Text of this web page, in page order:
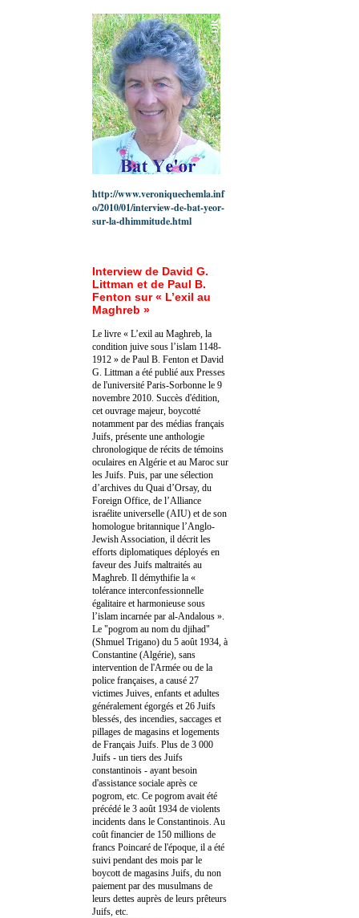
http://www.veroniquechemla.inf
o/2010/01/interview-de-bat-yeor-
sur-la-dhimmitude.html
Interview de David G.
Littman et de Paul B.
Fenton sur « L’exil au
Maghreb »
Le livre « L’exil au Maghreb, la
condition juive sous l’islam 1148-
1912 » de Paul B. Fenton et David
G. Littman a été publié aux Presses
de l'université Paris-Sorbonne le 9
novembre 2010. Succès d'édition,
cet ouvrage majeur, boycotté
notamment par des médias français
Juifs, présente une anthologie
chronologique de récits de témoins
oculaires en Algérie et au Maroc sur
les Juifs. Puis, par une sélection
d’archives du Quai d’Orsay, du
Foreign Office, de l’Alliance
israélite universelle (AIU) et de son
homologue britannique l’Anglo-
Jewish Association, il décrit les
efforts diplomatiques déployés en
faveur des Juifs maltraités au
Maghreb. Il démythifie la «
tolérance interconfessionnelle
égalitaire et harmonieuse sous
l’islam incarnée par al-Andalous ».
Le "pogrom au nom du djihad"
(Shmuel Trigano) du 5 août 1934, à
Constantine (Algérie), sans
intervention de l'Armée ou de la
police françaises, a causé 27
victimes Juives, enfants et adultes
généralement égorgés et 26 Juifs
blessés, des incendies, saccages et
pillages de magasins et logements
de Français Juifs. Plus de 3 000
Juifs - un tiers des Juifs
constantinois - ayant besoin
d'assistance sociale après ce
pogrom, etc. Ce pogrom avait été
précédé le 3 août 1934 de violents
incidents dans le Constantinois. Au
coût financier de 150 millions de
francs Poincaré de l'époque, il a été
suivi pendant des mois par le
boycott de magasins Juifs, du non
paiement par des musulmans de
leurs dettes auprès de leurs prêteurs
Juifs, etc.